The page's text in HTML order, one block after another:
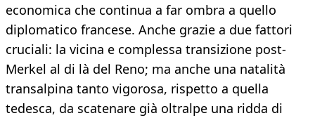
economica che continua a far ombra a quello
diplomatico francese. Anche grazie a due fattori
cruciali: la vicina e complessa transizione post-
Merkel al di là del Reno; ma anche una natalità
transalpina tanto vigorosa, rispetto a quella
tedesca, da scatenare già oltralpe una ridda di